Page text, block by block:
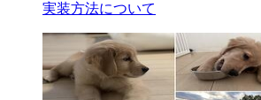
実装方法について